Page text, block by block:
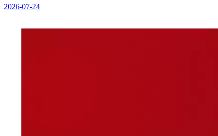
2026-07-24